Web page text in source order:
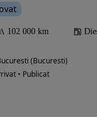
102 000 km
(Bucuresti)
• Publicat